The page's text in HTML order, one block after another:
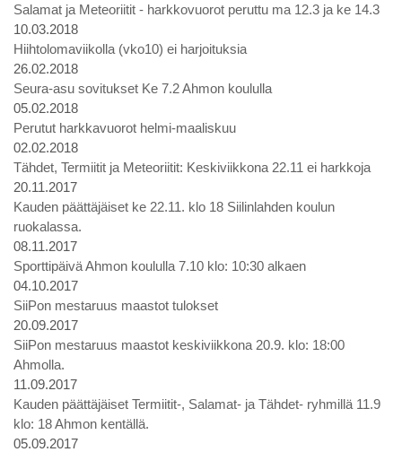
Salamat ja Meteoriitit - harkkovuorot peruttu ma 12.3 ja ke 14.3
10.03.2018
Hiihtolomaviikolla (vko10) ei harjoituksia
26.02.2018
Seura-asu sovitukset Ke 7.2 Ahmon koululla
05.02.2018
Perutut harkkavuorot helmi-maaliskuu
02.02.2018
Tähdet, Termiitit ja Meteoriitit: Keskiviikkona 22.11 ei harkkoja
20.11.2017
Kauden päättäjäiset ke 22.11. klo 18 Siilinlahden koulun
ruokalassa.
08.11.2017
Sporttipäivä Ahmon koululla 7.10 klo: 10:30 alkaen
04.10.2017
SiiPon mestaruus maastot tulokset
20.09.2017
SiiPon mestaruus maastot keskiviikkona 20.9. klo: 18:00
Ahmolla.
11.09.2017
Kauden päättäjäiset Termiitit-, Salamat- ja Tähdet- ryhmillä 11.9
klo: 18 Ahmon kentällä.
05.09.2017